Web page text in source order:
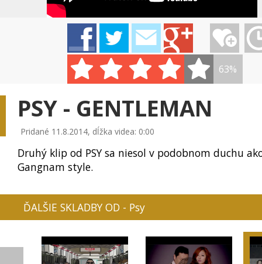
KRISTÍNA - NA BIELE...
0:06
JENNIFER LOPEZ - BO...
RYTMUS - AKM BRITNEY SPEARS - PE... GEORGE EZRA -
63%
PSY - GENTLEMAN
Pridané 11.8.2014, dĺžka videa: 0:00
Druhý klip od PSY sa niesol v podobnom duchu
Gangnam style.
ĎALŠIE SKLADBY OD - Psy